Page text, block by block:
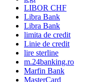
LIBOR CHF
Libra Bank
Libra Bank
limita de credit
Linie de credit
lire sterline
m.24banking.ro
Marfin Bank
MasterCard